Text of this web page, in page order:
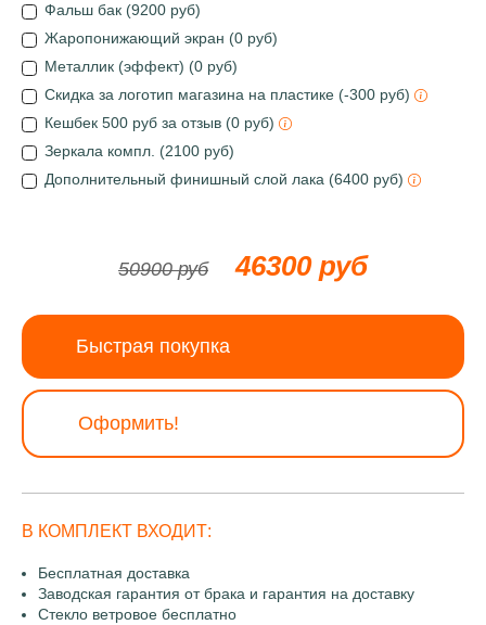
Фальш бак (9200 руб)
Жаропонижающий экран (0 руб)
Металлик (эффект) (0 руб)
Скидка за логотип магазина на пластике (-300 руб)
Кешбек 500 руб за отзыв (0 руб)
Зеркала компл. (2100 руб)
Дополнительный финишный слой лака (6400 руб)
50900 руб 46300 руб
Быстрая покупка
Оформить!
В КОМПЛЕКТ ВХОДИТ:
Бесплатная доставка
Заводская гарантия от брака и гарантия на доставку
Стекло ветровое бесплатно